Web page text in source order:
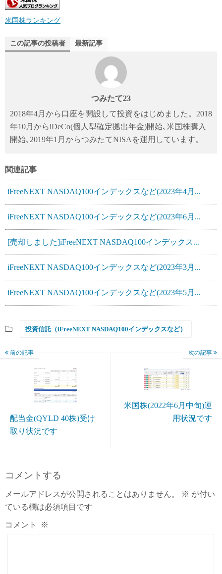
米国株ランキング
この記事の投稿者 最新記事
つみたて23
2018年4月から口座を開設して投資をはじめました。2018
年10月からiDeCo(個人型確定拠出年金)開始､米国株購入
開始､2019年1月からつみたてNISAを運用しています。
関連記事
iFreeNEXT NASDAQ100インデックスなど(2023年4月...
iFreeNEXT NASDAQ100インデックスなど(2023年6月...
[売却しました]iFreeNEXT NASDAQ100インデックス...
iFreeNEXT NASDAQ100インデックスなど(2023年3月...
iFreeNEXT NASDAQ100インデックスなど(2023年5月...
投資信託（iFreeNEXT NASDAQ100インデックスなど）
前の記事
配当金(QYLD 40株)受け
取り状況です
次の記事
米国株(2022年6月中旬)運
用状況です
コメントする
メールアドレスが公開されることはありません。 ※ が付い
ている欄は必須項目です
コメント ※